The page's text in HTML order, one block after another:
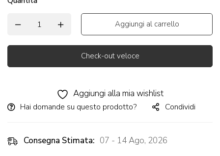
Aggiungi al carrello
Check-out veloce
Aggiungi alla mia wishlist
Hai domande su questo prodotto? Condividi
Consegna Stimata: 07 - 14 Ago, 2026